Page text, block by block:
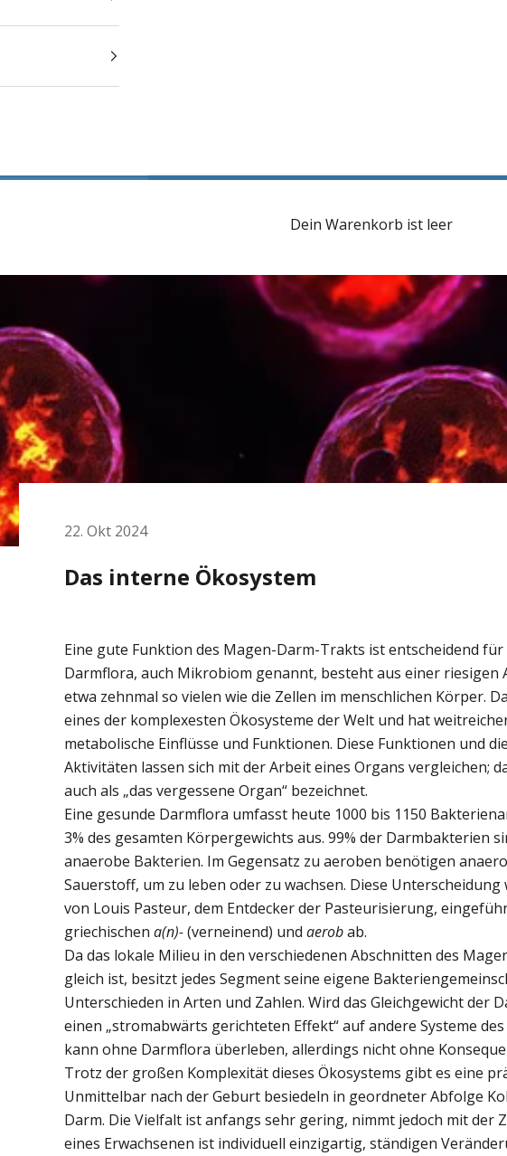
Dein Warenkorb ist leer
22. Okt 2024
Das interne Ökosystem
Eine gute Funktion des Magen-Darm-Trakts ist entscheidend für
Darmflora, auch Mikrobiom genannt, besteht aus einer riesigen
etwa zehnmal so vielen wie die Zellen im menschlichen Körper.
eines der komplexesten Ökosysteme der Welt und hat
metabolische Einflüsse und Funktionen. Diese Funktionen und
Aktivitäten lassen sich mit der Arbeit eines Organs vergleichen;
auch als „das vergessene Organ“ bezeichnet.
Eine gesunde Darmflora umfasst heute 1000 bis 1150
3% des gesamten Körpergewichts aus. 99% der Darmbakterien
anaerobe Bakterien. Im Gegensatz zu aeroben benötigen
Sauerstoff, um zu leben oder zu wachsen. Diese
von Louis Pasteur, dem Entdecker der Pasteurisierung,
griechischen a(n)-(verneinend) und aerobab.
Da das lokale Milieu in den verschiedenen Abschnitten des
gleich ist, besitzt jedes Segment seine eigene
Unterschieden in Arten und Zahlen. Wird das Gleichgewicht der
einen „stromabwärts gerichteten Effekt“ auf andere Systeme
kann ohne Darmflora überleben, allerdings nicht ohne
Trotz der großen Komplexität dieses Ökosystems gibt es eine
Unmittelbar nach der Geburt besiedeln in geordneter Abfolge
Darm. Die Vielfalt ist anfangs sehr gering, nimmt jedoch mit der
eines Erwachsenen ist individuell einzigartig, ständigen